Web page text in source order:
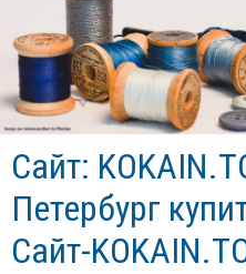
Сайт:
Петербург
Сайт-